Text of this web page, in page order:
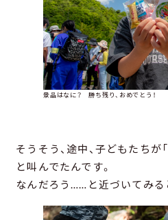
景品はなに？ 勝ち残り、おめでとう！
そうそう、途中、子どもたちが
と叫んでたんです。
なんだろう……と近づいてみる